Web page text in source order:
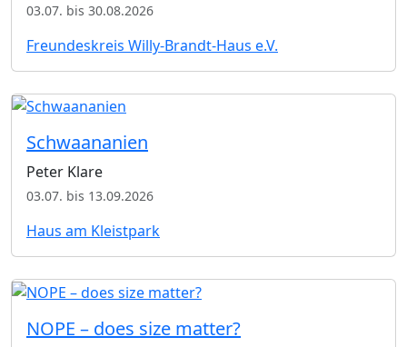
03.07. bis 30.08.2026
Freundeskreis Willy-Brandt-Haus e.V.
Schwaananien
Peter Klare
03.07. bis 13.09.2026
Haus am Kleistpark
NOPE – does size matter?